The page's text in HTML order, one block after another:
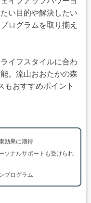
い目的や解決したい
ログラムを取り揃え
イフスタイルに合わ
。流山おおたかの森
もおすすめポイント
効果に期待
ソナルサポートも受けられ
プログラム